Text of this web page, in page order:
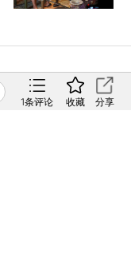
1条评论 收藏 分享